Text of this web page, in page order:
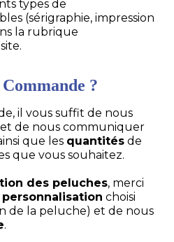
types de
(sérigraphie, impression
la rubrique
?
il vous suffit de nous
et de nous communiquer
que les quantités de
que vous souhaitez.
des peluches, merci
choisi
de la peluche) et de nous
.